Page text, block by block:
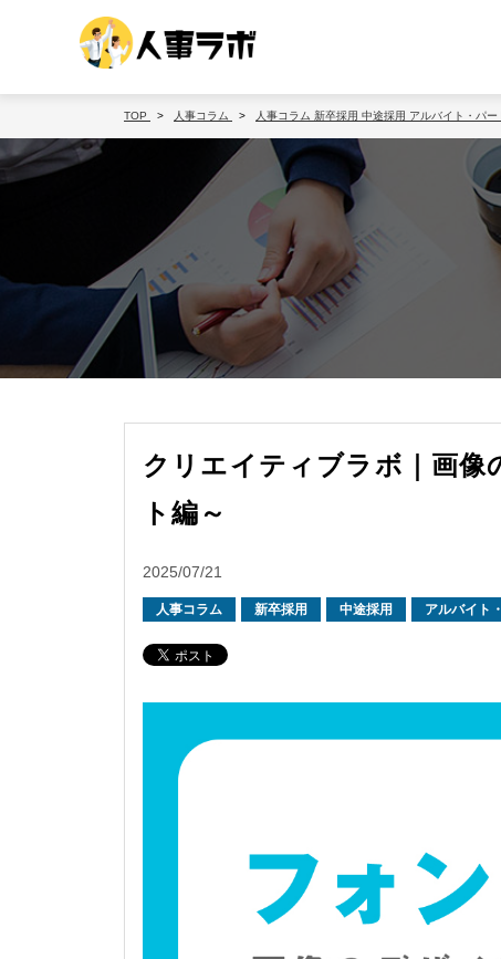
TOP 人事コラム 人事コラム 新卒採用 中途採用 アルバイト・パー
クリエイティブラボ｜画像
ト編～
2025/07/21
人事コラム 新卒採用 中途採用 アルバイト